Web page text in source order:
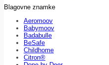
Blagovne znamke
Aeromoov
Babymoov
Badabulle
BeSafe
Childhome
Citron®